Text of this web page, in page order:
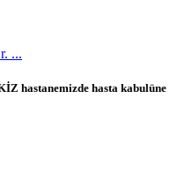
...
hastanemizde hasta kabulüne